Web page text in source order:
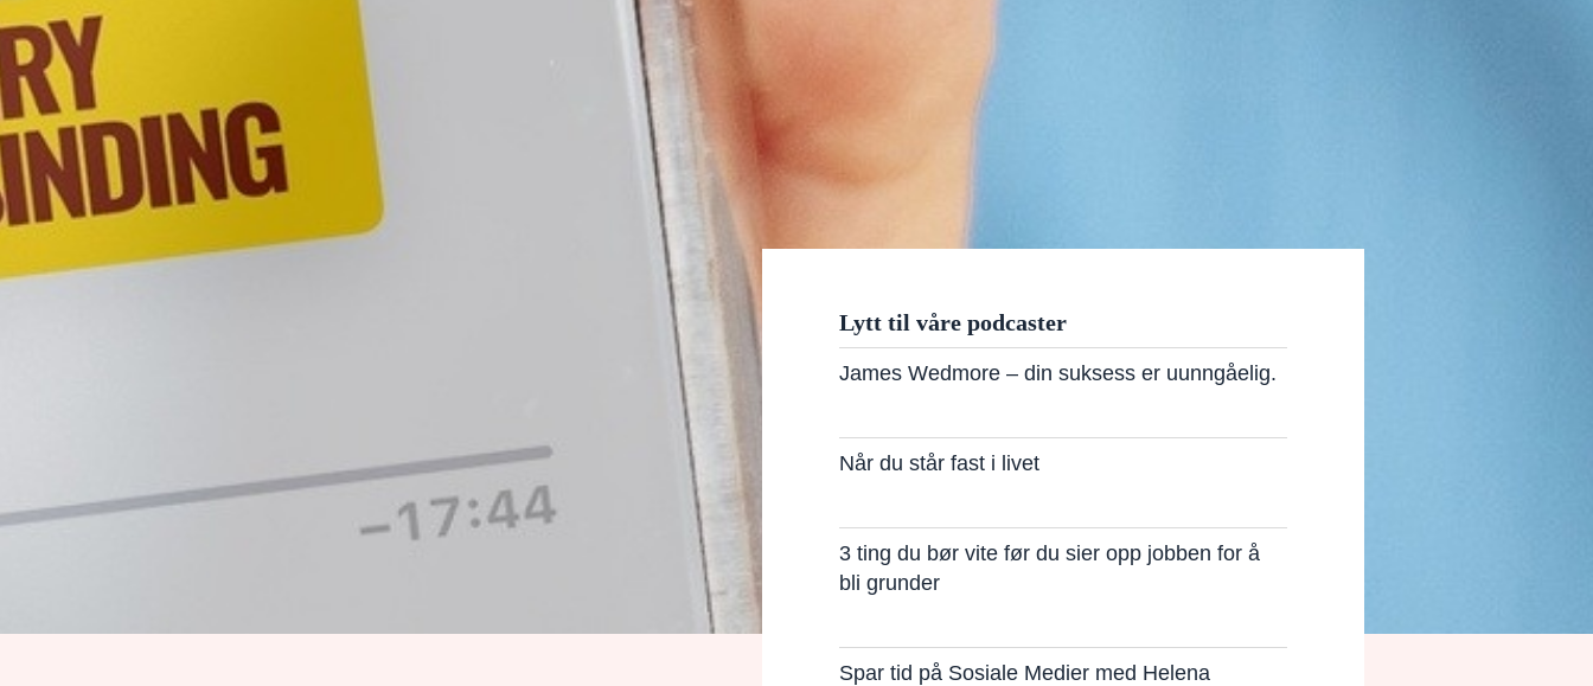
Lytt til våre podcaster
James Wedmore – din suksess er uunngåelig.
Når du står fast i livet
3 ting du bør vite før du sier opp jobben for å
bli grunder
Spar tid på Sosiale Medier med Helena